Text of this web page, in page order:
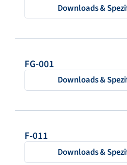
Downloads &
FG-001
Downloads &
F-011
Downloads &